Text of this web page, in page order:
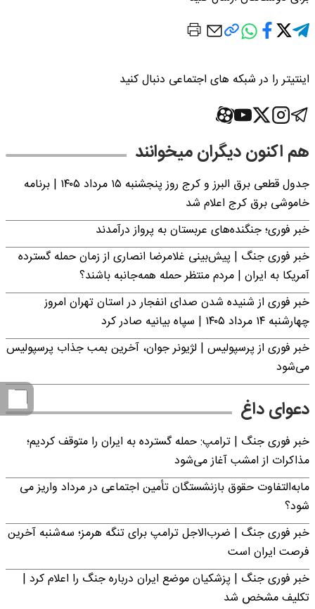
اینتیتر را در شبکه های اجتماعی دنبال کنید
هم اکنون دیگران میخوانند
جدول قطعی برق البرز و کرج روز پنجشنبه ۱۵ مرداد ۱۴۰۵ | برنامه
خاموشی برق کرج اعلام شد
خبر فوری؛ جنگنده‌های عربستان به پرواز درآمدند
خبر فوری جنگ | پیش‌بینی غلامرضا انصاری از زمان حمله گسترده
آمریکا به ایران | مردم منتظر حمله همه‌جانبه باشند؟
خبر فوری از شنیده شدن صدای انفجار در استان تهران امروز
چهارشنبه ۱۴ مرداد ۱۴۰۵ | سپاه بیانیه صادر کرد
خبر فوری از پرسپولیس | لژیونر جوان، آخرین بمب جذاب پرسپولیس
می‌شود
دعوای داغ
خبر فوری جنگ | ترامپ: حمله گسترده به ایران را متوقف کردیم؛
مذاکرات از امشب آغاز می‌شود
مابه‌التفاوت حقوق بازنشستگان تأمین اجتماعی در مرداد واریز می
شود؟
خبر فوری جنگ | ضرب‌الاجل ترامپ برای تنگه هرمز؛ سه‌شنبه آخرین
فرصت ایران است
خبر فوری جنگ | پزشکیان موضع ایران درباره جنگ را اعلام کرد |
تکلیف مشخص شد